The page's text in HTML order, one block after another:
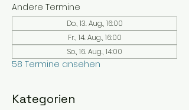
Andere Termine
Do., 13. Aug., 16:00
Fr., 14. Aug., 16:00
So., 16. Aug., 14:00
58 Termine ansehen
Kategorien